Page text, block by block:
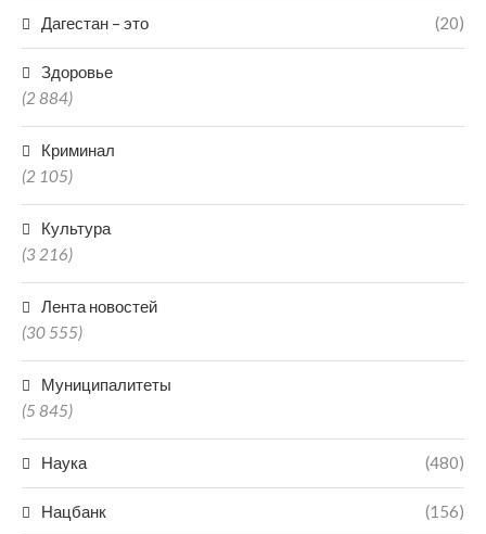
Дагестан – это (20)
Здоровье
(2 884)
Криминал
(2 105)
Культура
(3 216)
Лента новостей
(30 555)
Муниципалитеты
(5 845)
Наука (480)
Нацбанк (156)